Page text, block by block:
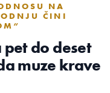
NA
ČINI
pet do deset
muze krave